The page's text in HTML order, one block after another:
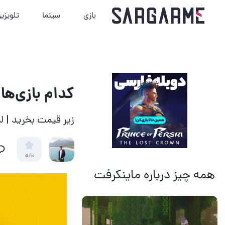
بازی سینما
همه چیز درباره ماینکرفت
کدام بازی‌ها در
زیر قیمت بخرید |
0/10